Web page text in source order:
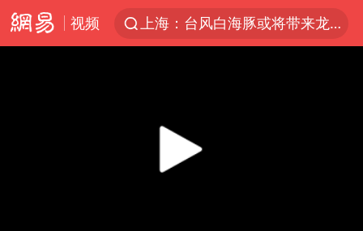
视频
上海：台风白海豚或将带来龙卷风
出口禁令驱动有色板块大涨